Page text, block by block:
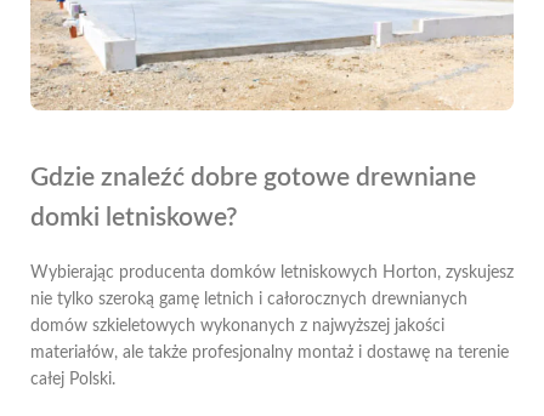
Gdzie znaleźć dobre gotowe drewniane
domki letniskowe?
Wybierając producenta domków letniskowych Horton, zyskujesz
nie tylko szeroką gamę letnich i całorocznych drewnianych
domów szkieletowych wykonanych z najwyższej jakości
materiałów, ale także profesjonalny montaż i dostawę na terenie
całej Polski.